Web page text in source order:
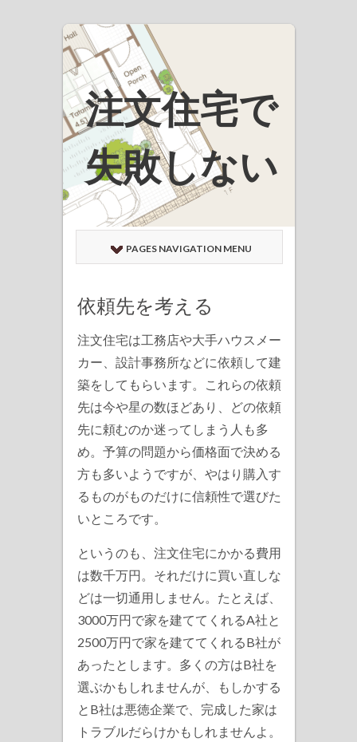
注文住宅で
失敗しない
PAGES NAVIGATION MENU
依頼先を考える
注文住宅は工務店や大手ハウスメー
カー、設計事務所などに依頼して建
築をしてもらいます。これらの依頼
先は今や星の数ほどあり、どの依頼
先に頼むのか迷ってしまう人も多
め。予算の問題から価格面で決める
方も多いようですが、やはり購入す
るものがものだけに信頼性で選びた
いところです。
というのも、注文住宅にかかる費用
は数千万円。それだけに買い直しな
どは一切通用しません。たとえば、
3000万円で家を建ててくれるA社と
2500万円で家を建ててくれるB社が
あったとします。多くの方はB社を
選ぶかもしれませんが、もしかする
とB社は悪徳企業で、完成した家は
トラブルだらけかもしれませんよ。